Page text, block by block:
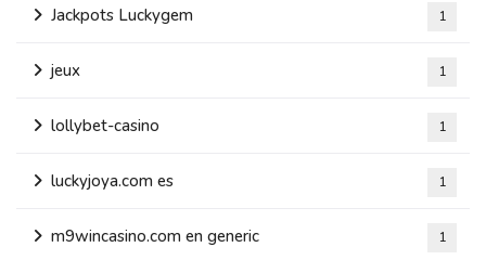
Jackpots Luckygem 1
jeux 1
lollybet-casino 1
luckyjoya.com es 1
m9wincasino.com en generic 1